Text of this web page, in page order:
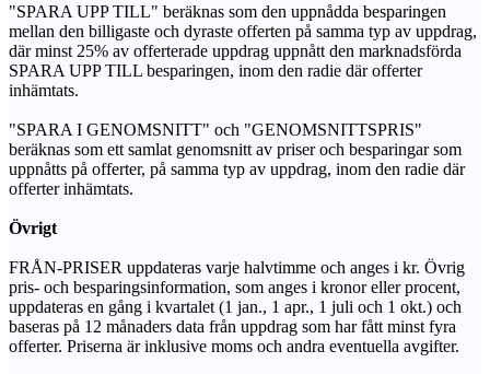
"SPARA UPP TILL" beräknas som den uppnådda besparingen
mellan den billigaste och dyraste offerten på samma typ av uppdrag,
där minst 25% av offerterade uppdrag uppnått den marknadsförda
SPARA UPP TILL besparingen, inom den radie där offerter
inhämtats.
"SPARA I GENOMSNITT" och "GENOMSNITTSPRIS"
beräknas som ett samlat genomsnitt av priser och besparingar som
uppnåtts på offerter, på samma typ av uppdrag, inom den radie där
offerter inhämtats.
Övrigt
FRÅN-PRISER uppdateras varje halvtimme och anges i kr. Övrig
pris- och besparingsinformation, som anges i kronor eller procent,
uppdateras en gång i kvartalet (1 jan., 1 apr., 1 juli och 1 okt.) och
baseras på 12 månaders data från uppdrag som har fått minst fyra
offerter. Priserna är inklusive moms och andra eventuella avgifter.